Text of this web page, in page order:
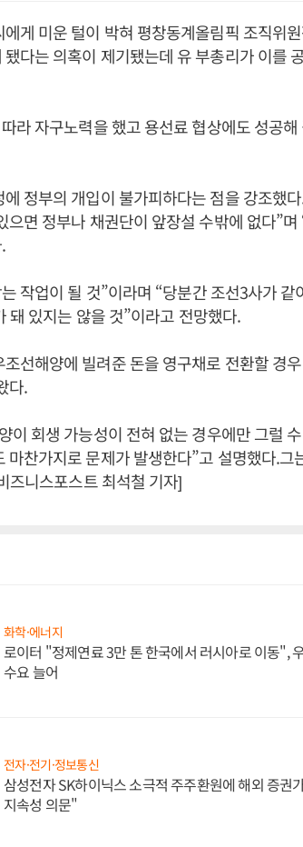
게 미운 털이 박혀 평창동계올림픽 조직위
다는 의혹이 제기됐는데 유 부총리가 이를
라 자구노력을 했고 용선료 협상에도 성공
정부의 개입이 불가피하다는 점을 강조했
면 정부나 채권단이 앞장설 수밖에 없다”
작업이 될 것”이라며 “당분간 조선3사가 같
돼 있지는 않을 것”이라고 전망했다.
선해양에 빌려준 돈을 영구채로 전환할 경
다.
이 회생 가능성이 전혀 없는 경우에만 그럴
찬가지로 문제가 발생한다”고 설명했다.그
즈니스포스트 최석철 기자]
화학·에너지
로이터 "정제연료 3만 톤 한국에서 러시아로 이동",
수요 늘어
전자·전기·정보통신
삼성전자 SK하이닉스 소극적 주주환원에 해외 증권
지속성 의문"